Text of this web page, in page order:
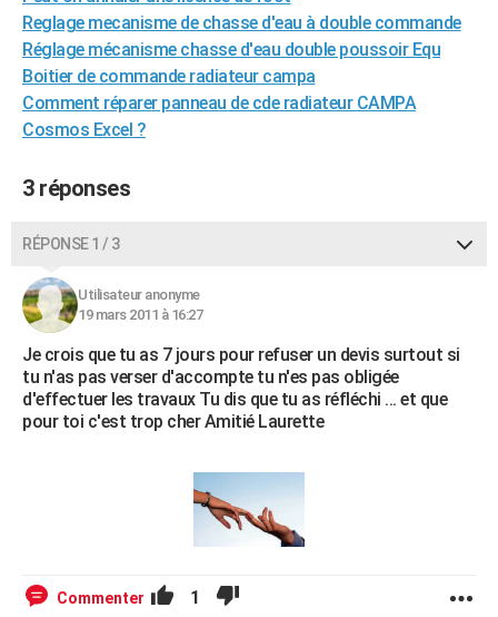
Destinations
City break
Voyage nature
Voyage de noces
Forum
Climat
+PHOTO
GUIDES D'ACHAT
BONS PLANS
Dictionnaire
Biographies
Citations
Expressions
Proverbes
COPAINS D'AVANT
S'inscrire
Se connecter
Lycées
Collèges
Primaires
Universités
Entreprises
Service militaire
Avis de recherche
AVIS DE DÉCÈS
FORUM
Bricolage
Lifestyle
Culture
Sport
Auto
Television
Voyage
Cinema
Reglage mecanisme de chasse d'eau à double commande
Réglage mécanisme chasse d'eau double poussoir Equ
Boitier de commande radiateur campa
Comment réparer panneau de cde radiateur CAMPA
Cosmos Excel ?
3 réponses
RÉPONSE 1 / 3
Utilisateur anonyme
19 mars 2011 à 16:27
Je crois que tu as 7 jours pour refuser un devis surtout si
tu n'as pas verser d'accompte tu n'es pas obligée
d'effectuer les travaux Tu dis que tu as réfléchi ... et que
pour toi c'est trop cher Amitié Laurette
Commenter 1